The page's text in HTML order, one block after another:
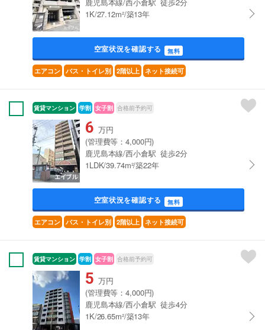
1K/27.12m²/築13年
空室状況を確認する 無料
エアコン バス・トイレ別 2階以上 ネット接続可
賃貸マンション 学割 女子割 合格前予約可
6 万円
(管理費等：4,000円)
鹿児島本線/西小倉駅 徒歩2分
1LDK/39.74m²/築22年
空室状況を確認する 無料
エアコン バス・トイレ別 2階以上 ネット接続可
賃貸マンション 学割 女子割 合格前予約可
5 万円
(管理費等：4,000円)
鹿児島本線/西小倉駅 徒歩4分
1K/26.65m²/築13年